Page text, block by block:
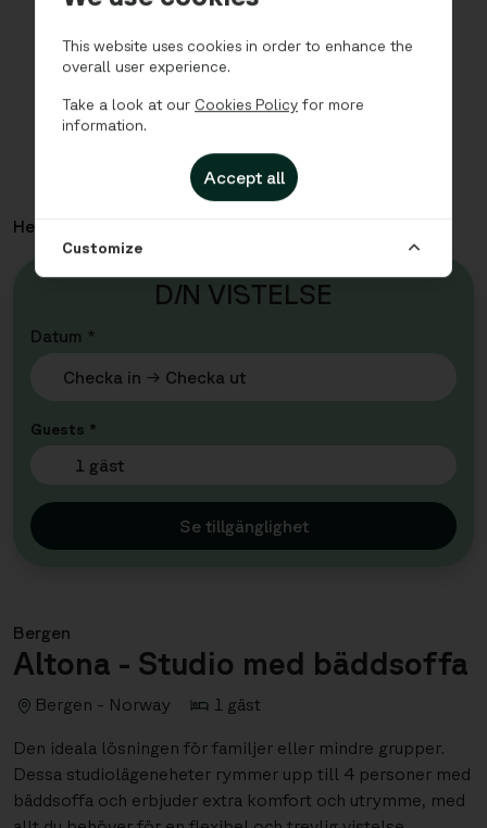
Hem
DIN VISTELSE
Datum *
Guests *
1 gäst
Se tillgänglighet
Bergen
Altona - Studio med bäddsoffa
Bergen - Norway 1 gäst
Den ideala lösningen för familjer eller mindre grupper.
Dessa studiolägeneheter rymmer upp till 4 personer med
bäddsoffa och erbjuder extra komfort och utrymme, med
This website uses cookies in order to enhance the
overall user experience.
Take a look at our Cookies Policy for more
information.
Accept all
Customize